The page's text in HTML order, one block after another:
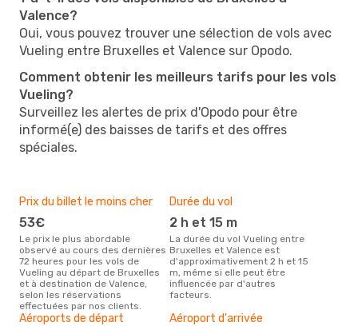
Valence?
Oui, vous pouvez trouver une sélection de vols avec
Vueling entre Bruxelles et Valence sur Opodo.
Comment obtenir les meilleurs tarifs pour les vols
Vueling?
Surveillez les alertes de prix d'Opodo pour être
informé(e) des baisses de tarifs et des offres
spéciales.
Prix du billet le moins cher
53€
Le prix le plus abordable
observé au cours des dernières
72 heures pour les vols de
Vueling au départ de Bruxelles
et à destination de Valence,
selon les réservations
effectuées par nos clients.
Durée du vol
2 h et 15 m
La durée du vol Vueling entre
Bruxelles et Valence est
d'approximativement 2 h et 15
m, même si elle peut être
influencée par d'autres
facteurs.
Aéroports de départ Aéroport d'arrivée